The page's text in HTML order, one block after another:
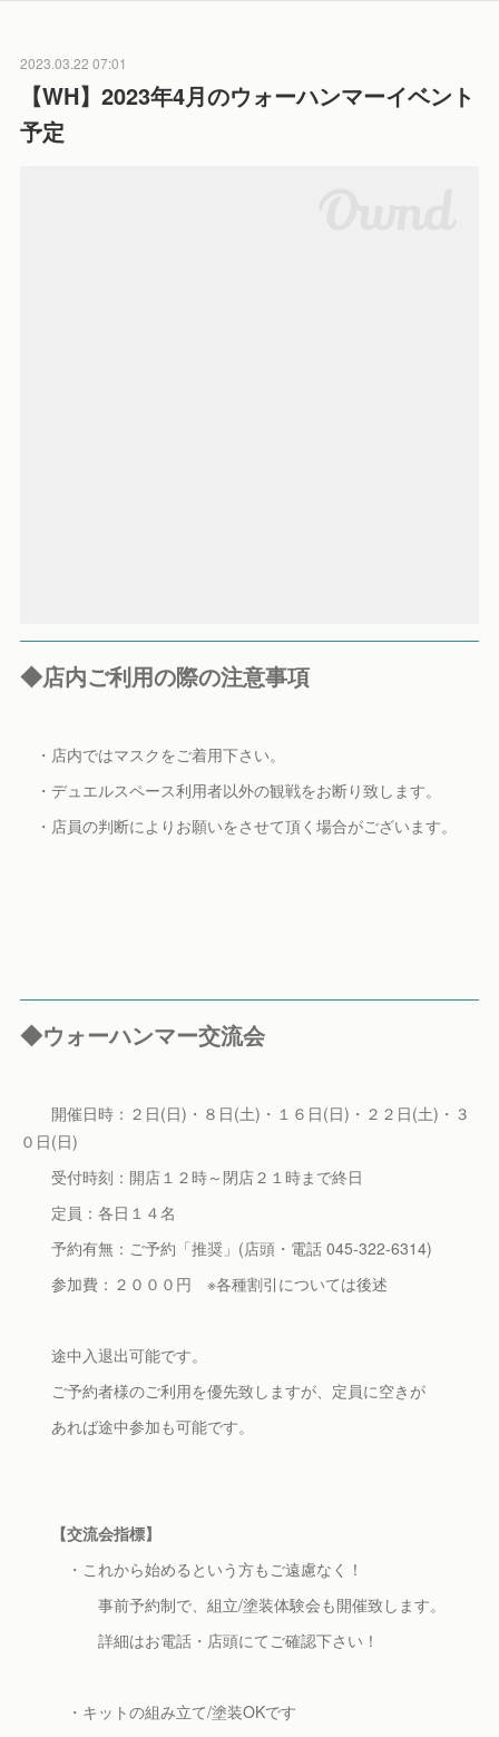
2023.03.22 07:01
【WH】2023年4月のウォーハンマーイベント
予定
◆店内ご利用の際の注意事項
・店内ではマスクをご着用下さい。
・デュエルスペース利用者以外の観戦をお断り致します。
・店員の判断によりお願いをさせて頂く場合がございます。
◆ウォーハンマー交流会
開催日時：２日(日)・８日(土)・１６日(日)・２２日(土)・３
０日(日)
受付時刻：開店１２時～閉店２１時まで終日
定員：各日１４名
予約有無：ご予約「推奨」(店頭・電話 045-322-6314)
参加費：２０００円 ※各種割引については後述
途中入退出可能です。
ご予約者様のご利用を優先致しますが、定員に空きが
あれば途中参加も可能です。
【交流会指標】
・これから始めるという方もご遠慮なく！
事前予約制で、組立/塗装体験会も開催致します。
詳細はお電話・店頭にてご確認下さい！
・キットの組み立て/塗装OKです